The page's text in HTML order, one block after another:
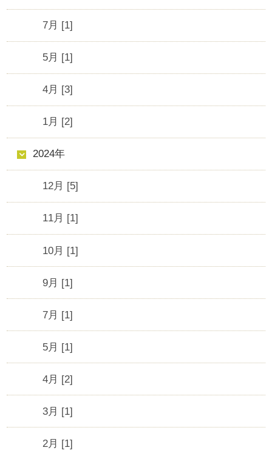
7月 [1]
5月 [1]
4月 [3]
1月 [2]
2024年
12月 [5]
11月 [1]
10月 [1]
9月 [1]
7月 [1]
5月 [1]
4月 [2]
3月 [1]
2月 [1]